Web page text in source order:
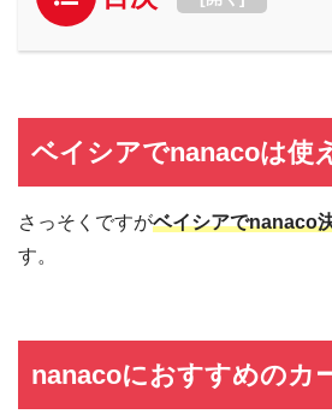
ベイシアでnanacoは使
さっそくですがベイシアでnanaco
す。
nanacoにおすすめのカ